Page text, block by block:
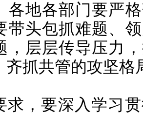
各地各部门要严
带头包抓难题、
，层层传导压力
齐抓共管的攻坚格
求，要深入学习